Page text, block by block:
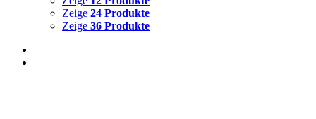
Zeige 24 Produkte
Zeige 36 Produkte